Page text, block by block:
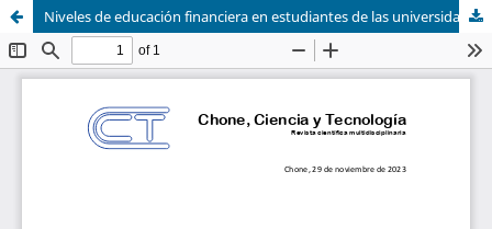
Niveles de educación financiera en estudiantes de las universidades públicas y privadas con matriz en la ciudad de Loja, año 2023